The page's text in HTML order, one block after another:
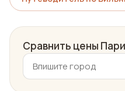
Сравнить цены